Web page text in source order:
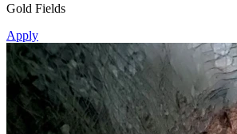
Gold Fields
Apply